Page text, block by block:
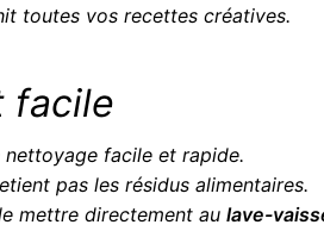
toutes vos recettes créatives.
facile
facile et rapide.
pas les résidus alimentaires.
mettre directement au lave-